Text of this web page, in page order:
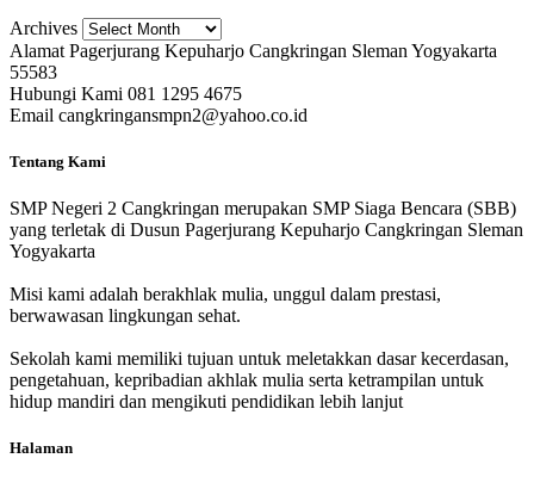
Archives
Alamat Pagerjurang Kepuharjo Cangkringan Sleman Yogyakarta
55583
Hubungi Kami 081 1295 4675
Email cangkringansmpn2@yahoo.co.id
Tentang Kami
SMP Negeri 2 Cangkringan merupakan SMP Siaga Bencara (SBB)
yang terletak di Dusun Pagerjurang Kepuharjo Cangkringan Sleman
Yogyakarta
Misi kami adalah berakhlak mulia, unggul dalam prestasi,
berwawasan lingkungan sehat.
Sekolah kami memiliki tujuan untuk meletakkan dasar kecerdasan,
pengetahuan, kepribadian akhlak mulia serta ketrampilan untuk
hidup mandiri dan mengikuti pendidikan lebih lanjut
Halaman